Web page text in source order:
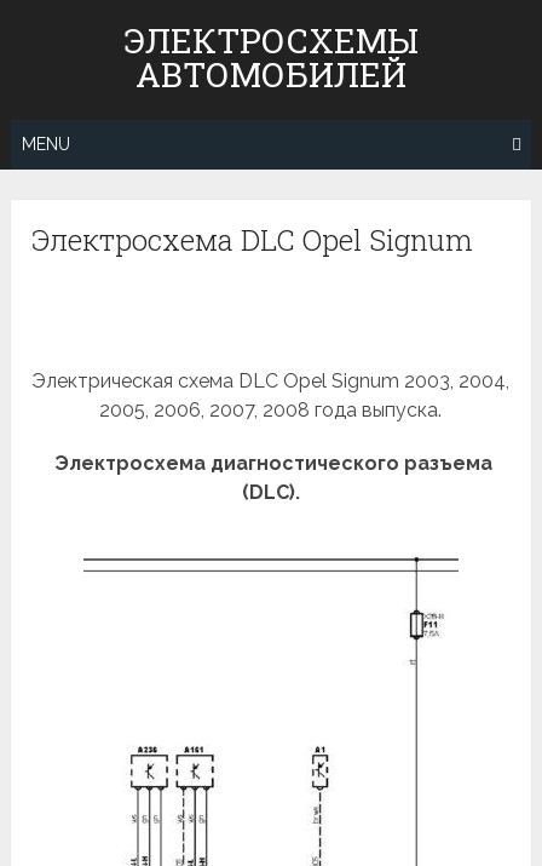
ЭЛЕКТРОСХЕМЫ
АВТОМОБИЛЕЙ
MENU
Электросхема DLC Opel Signum
Электрическая схема DLC Opel Signum 2003, 2004,
2005, 2006, 2007, 2008 года выпуска.
Электросхема диагностического разъема
(DLC).